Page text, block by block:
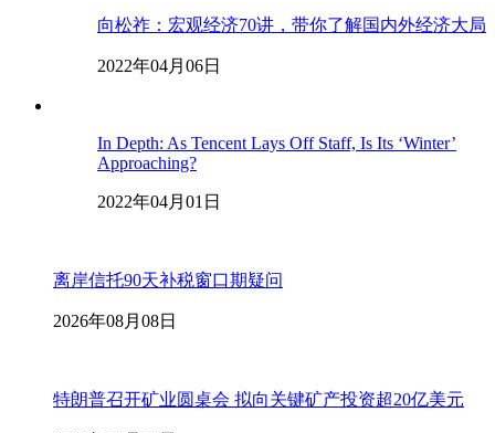
向松祚：宏观经济70讲，带你了解国内外经济大局
2022年04月06日
In Depth: As Tencent Lays Off Staff, Is Its ‘Winter’
Approaching?
2022年04月01日
离岸信托90天补税窗口期疑问
2026年08月08日
特朗普召开矿业圆桌会 拟向关键矿产投资超20亿美元